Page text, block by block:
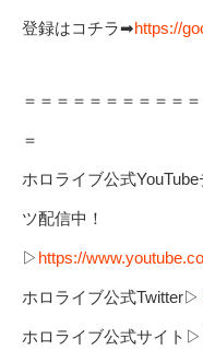
登録はコチラ➡https://
＝＝＝＝＝＝＝＝＝＝
＝
ホロライブ公式
ツ配信中！
▷ https://
ホロライブ公式Twitter▷
ホロライブ公式サイト▷